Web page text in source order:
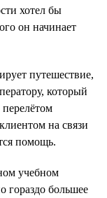
хотел бы
он начинает
путешествие,
который
на связи
помощь.
учебном
гораздо большее